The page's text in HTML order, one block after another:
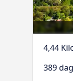
4,44
389